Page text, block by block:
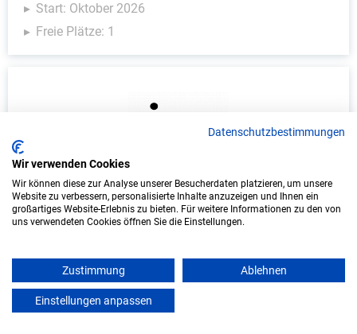
Start: Oktober 2026
Freie Plätze: 1
Duales Studium Informatik (B.Sc.) am
virtuellen Campus - FBSC GmbH
FBSC GmbH
In Kooperation mit IU Duales Studium (Internationale
Hochschule)
Datenschutzbestimmungen
Wir verwenden Cookies
Wir können diese zur Analyse unserer Besucherdaten platzieren, um unsere
Website zu verbessern, personalisierte Inhalte anzuzeigen und Ihnen ein
großartiges Website-Erlebnis zu bieten. Für weitere Informationen zu den von
uns verwendeten Cookies öffnen Sie die Einstellungen.
Zustimmung Ablehnen
Einstellungen anpassen